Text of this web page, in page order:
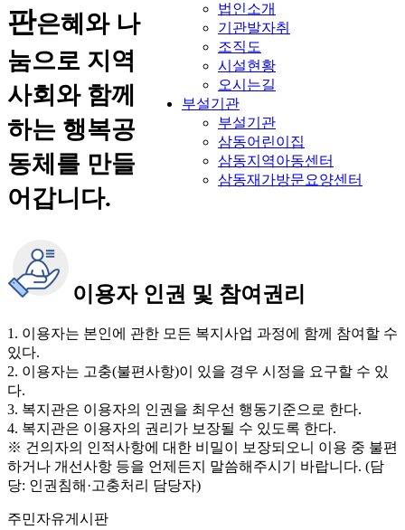
법인소개
기관발자취
조직도
시설현황
오시는길
부설기관
부설기관
삼동어린이집
삼동지역아동센터
삼동재가방문요양센터
판은혜와 나
눔으로 지역
사회와 함께
하는 행복공
동체를 만들
어갑니다.
이용자 인권 및 참여권리
1. 이용자는 본인에 관한 모든 복지사업 과정에 함께 참여할 수
있다.
2. 이용자는 고충(불편사항)이 있을 경우 시정을 요구할 수 있
다.
3. 복지관은 이용자의 인권을 최우선 행동기준으로 한다.
4. 복지관은 이용자의 권리가 보장될 수 있도록 한다.
※ 건의자의 인적사항에 대한 비밀이 보장되오니 이용 중 불편
하거나 개선사항 등을 언제든지 말씀해주시기 바랍니다. (담
당: 인권침해·고충처리 담당자)
주민자유게시판